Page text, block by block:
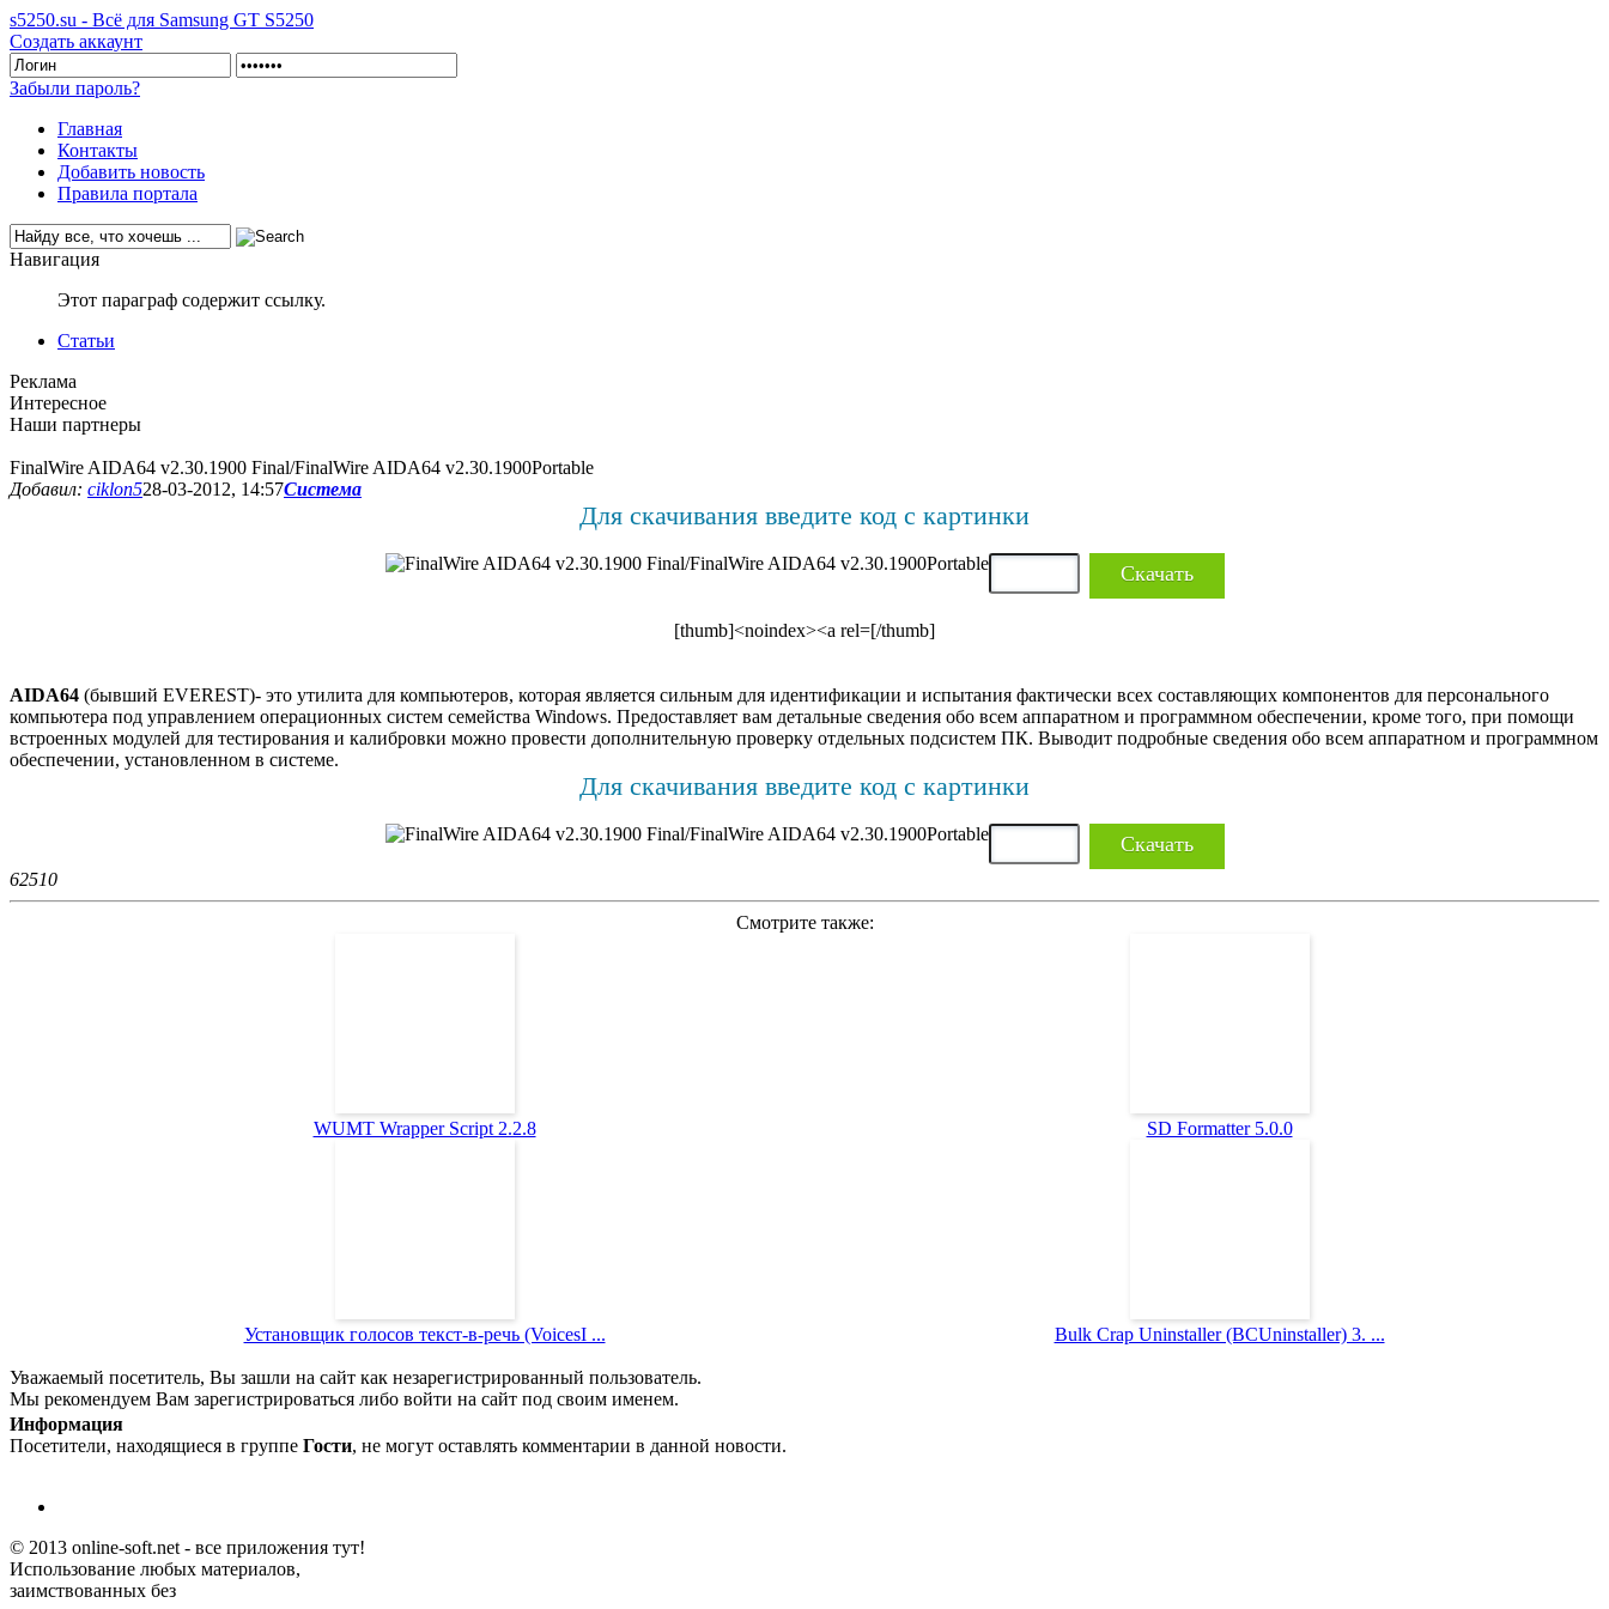
s5250.su - Всё для Samsung GT S5250
Создать аккаунт
Забыли пароль?
Главная
Контакты
Добавить новость
Правила портала
Навигация
Этот параграф содержит ссылку.
Статьи
Реклама
Интересное
Наши партнеры
FinalWire AIDA64 v2.30.1900 Final/FinalWire AIDA64 v2.30.1900Portable
Добавил: ciklon528-03-2012, 14:57Система
Для скачивания введите код с картинки
Скачать
[thumb]<noindex><a rel=[/thumb]
AIDA64 (бывший EVEREST)- это утилита для компьютеров, которая является сильным для идентификации и испытания фактически всех составляющих компонентов для персонального
компьютера под управлением операционных систем семейства Windows. Предоставляет вам детальные сведения обо всем аппаратном и программном обеспечении, кроме того, при помощи
встроенных модулей для тестирования и калибровки можно провести дополнительную проверку отдельных подсистем ПК. Выводит подробные сведения обо всем аппаратном и программном
обеспечении, установленном в системе.
Для скачивания введите код с картинки
Скачать
62510
Смотрите также:
WUMT Wrapper Script 2.2.8 SD Formatter 5.0.0
Установщик голосов текст-в-речь (VoicesI ... Bulk Crap Uninstaller (BCUninstaller) 3. ...
Уважаемый посетитель, Вы зашли на сайт как незарегистрированный пользователь.
Мы рекомендуем Вам зарегистрироваться либо войти на сайт под своим именем.
Информация
Посетители, находящиеся в группе Гости, не могут оставлять комментарии в данной новости.
© 2013 online-soft.net - все приложения тут!
Использование любых материалов,
заимствованных без